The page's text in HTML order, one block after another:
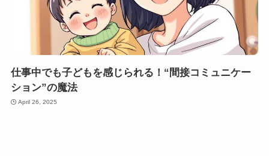
仕事中でも子どもを感じられる！“間接コミュニケー
ション”の魔法
April 26, 2025